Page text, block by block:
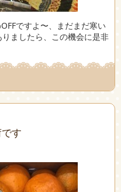
ですよ〜、まだまだ寒い
ましたら、この機会に是非
す